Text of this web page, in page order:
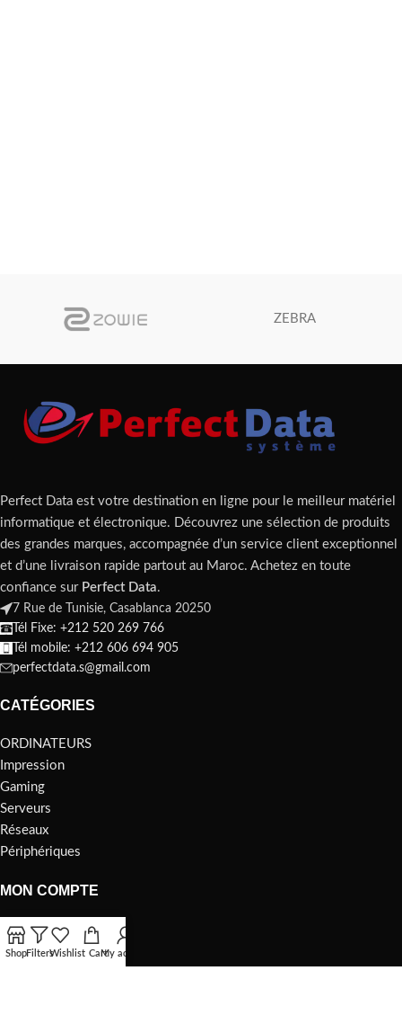
ZEBRA
Perfect Data est votre destination en ligne pour le meilleur matériel
informatique et électronique. Découvrez une sélection de produits
des grandes marques, accompagnée d’un service client exceptionnel
et d’une livraison rapide partout au Maroc. Achetez en toute
confiance sur Perfect Data.
7 Rue de Tunisie, Casablanca 20250
Tél Fixe: +212 520 269 766
Tél mobile: +212 606 694 905
perfectdata.s@gmail.com
CATÉGORIES
ORDINATEURS
Impression
Gaming
Serveurs
Réseaux
Périphériques
MON COMPTE
ORDINATEURS
Impression
ShopFiltersWishlist CartMy account